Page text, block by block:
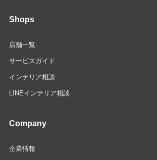
Shops
店舗一覧
サービスガイド
インテリア相談
LINEインテリア相談
Company
企業情報